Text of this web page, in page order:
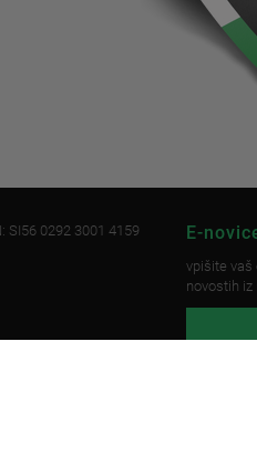
SI56 0292 3001 4159
E-
vpišite vaš
novostih iz